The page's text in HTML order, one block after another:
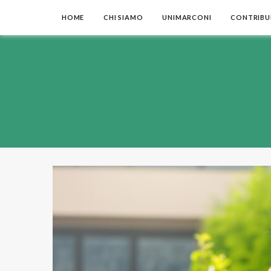
HOME CHI SIAMO UNIMARCONI